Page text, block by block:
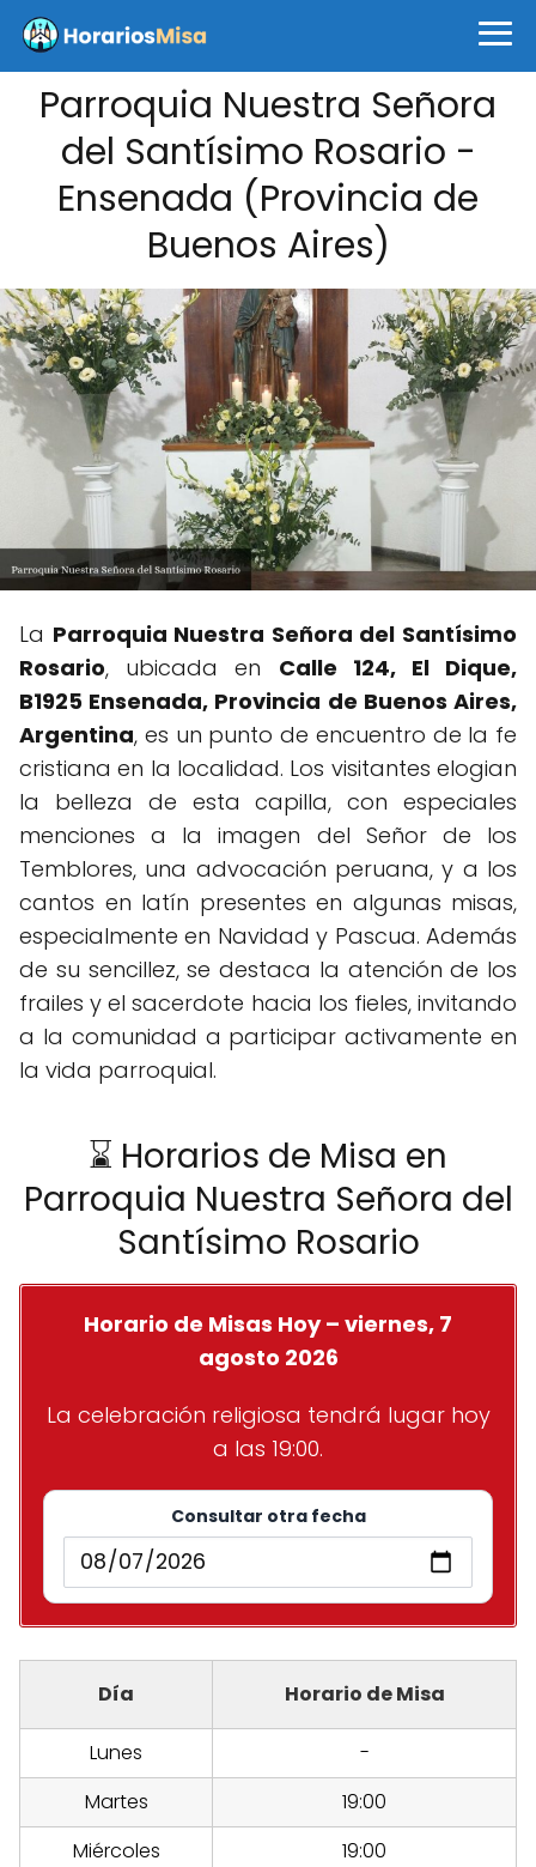
Parroquia Nuestra Señora
del Santísimo Rosario -
Ensenada (Provincia de
Buenos Aires)
La Parroquia Nuestra Señora del Santísimo
Rosario, ubicada en Calle 124, El Dique,
B1925 Ensenada, Provincia de Buenos Aires,
Argentina, es un punto de encuentro de la fe
cristiana en la localidad. Los visitantes elogian
la belleza de esta capilla, con especiales
menciones a la imagen del Señor de los
Temblores, una advocación peruana, y a los
cantos en latín presentes en algunas misas,
especialmente en Navidad y Pascua. Además
de su sencillez, se destaca la atención de los
frailes y el sacerdote hacia los fieles, invitando
a la comunidad a participar activamente en
la vida parroquial.
⌛ Horarios de Misa en
Parroquia Nuestra Señora del
Santísimo Rosario
Horario de Misas Hoy – viernes, 7
agosto 2026
La celebración religiosa tendrá lugar hoy
a las 19:00.
Consultar otra fecha
Día Horario de Misa
Lunes
-
Martes
19:00
Miércoles
19:00